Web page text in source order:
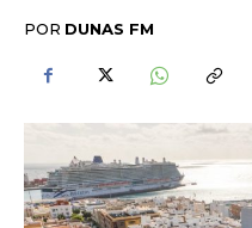
POR DUNAS FM